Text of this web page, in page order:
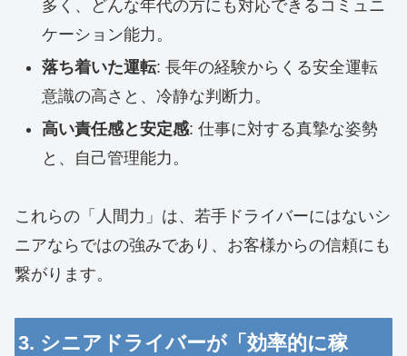
多く、どんな年代の方にも対応できるコミュニ
ケーション能力。
落ち着いた運転: 長年の経験からくる安全運転
意識の高さと、冷静な判断力。
高い責任感と安定感: 仕事に対する真摯な姿勢
と、自己管理能力。
これらの「人間力」は、若手ドライバーにはないシ
ニアならではの強みであり、お客様からの信頼にも
繋がります。
3. シニアドライバーが「効率的に稼